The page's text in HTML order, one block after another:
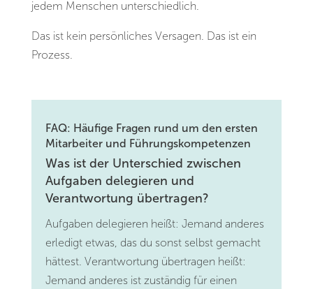
jedem Menschen unterschiedlich.
Das ist kein persönliches Versagen. Das ist ein
Prozess.
FAQ: Häufige Fragen rund um den ersten
Mitarbeiter und Führungskompetenzen
Was ist der Unterschied zwischen
Aufgaben delegieren und
Verantwortung übertragen?
Aufgaben delegieren heißt: Jemand anderes
erledigt etwas, das du sonst selbst gemacht
hättest. Verantwortung übertragen heißt:
Jemand anderes ist zuständig für einen